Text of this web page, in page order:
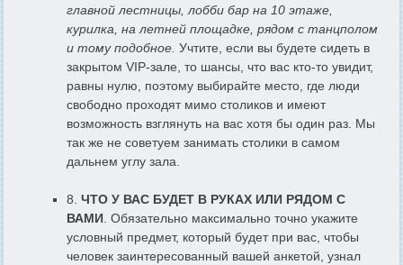
главной лестницы, лобби бар на 10 этаже,
курилка, на летней площадке, рядом с танцполом
и тому подобное. Учтите, если вы будете сидеть в
закрытом VIP-зале, то шансы, что вас кто-то увидит,
равны нулю, поэтому выбирайте место, где люди
свободно проходят мимо столиков и имеют
возможность взглянуть на вас хотя бы один раз. Мы
так же не советуем занимать столики в самом
дальнем углу зала.
8. ЧТО У ВАС БУДЕТ В РУКАХ ИЛИ РЯДОМ С
ВАМИ. Обязательно максимально точно укажите
условный предмет, который будет при вас, чтобы
человек заинтересованный вашей анкетой, узнал